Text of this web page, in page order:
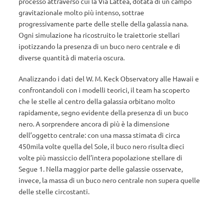
gravitazionale molto più intenso, sottrae
progressivamente parte delle stelle della galassia nana.
Ogni simulazione ha ricostruito le traiettorie stellari
ipotizzando la presenza di un buco nero centrale e di
diverse quantità di materia oscura.
Analizzando i dati del W. M. Keck Observatory alle Hawaii e
confrontandoli con i modelli teorici, il team ha scoperto
che le stelle al centro della galassia orbitano molto
rapidamente, segno evidente della presenza di un buco
nero. A sorprendere ancora di più è la dimensione
dell’oggetto centrale: con una massa stimata di circa
450mila volte quella del Sole, il buco nero risulta dieci
volte più massiccio dell’intera popolazione stellare di
Segue 1. Nella maggior parte delle galassie osservate,
invece, la massa di un buco nero centrale non supera quelle
delle stelle circostanti.